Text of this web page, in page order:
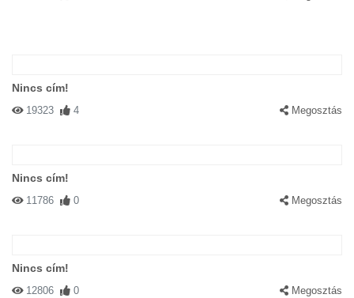
Nincs cím!
19323 4 Megosztás
Nincs cím!
11786 0 Megosztás
Nincs cím!
12806 0 Megosztás